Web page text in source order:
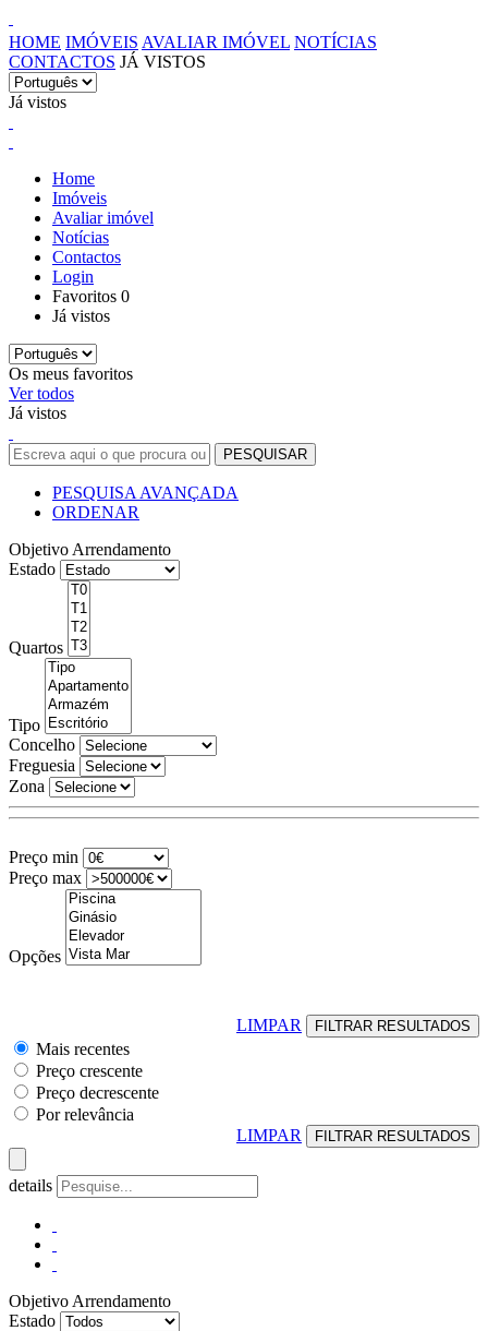
HOME IMÓVEIS AVALIAR IMÓVEL NOTÍCIAS
CONTACTOS JÁ VISTOS
Já vistos
Home
Imóveis
Avaliar imóvel
Notícias
Contactos
Login
Favoritos 0
Já vistos
Os meus favoritos
Ver todos
Já vistos
PESQUISA AVANÇADA
ORDENAR
Objetivo Arrendamento
Estado
Quartos
Tipo
Concelho
Freguesia
Zona
Preço min
Preço max
Opções
LIMPAR
Mais recentes
Preço crescente
Preço decrescente
Por relevância
LIMPAR
details
Objetivo Arrendamento
Estado